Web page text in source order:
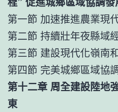
第一節 加速推進農業現
第二節 持續壯年夜縣域
第三節 建設現代化嶺南
第四節 完美城鄉區域協
第十二章 周全建設陸地
東